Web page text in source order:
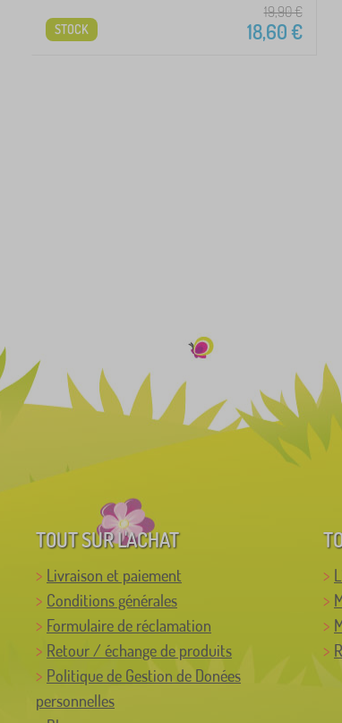
19,90€
18,60€
STOCK
TOUT SUR L'ACHAT
Livraison et paiement
Conditions générales
Formulaire de réclamation
Retour / échange de produits
Politique de Gestion de Donées
personnelles